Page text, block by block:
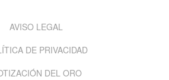
AVISO LEGAL
DE PRIVACIDAD
DEL ORO